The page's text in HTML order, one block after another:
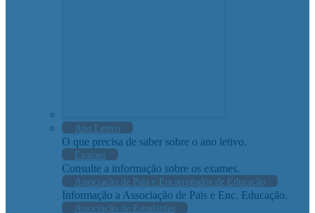
Ano Letivo
O que precisa de saber sobre o ano letivo.
Exames
Consulte a informação sobre os exames.
Associação de Pais e Encarregados de Educação
Informação a Associação de Pais e Enc. Educação.
Associação de Estudantes